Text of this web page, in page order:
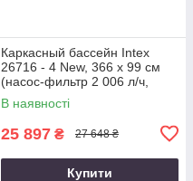
Каркасный бассейн Intex
26716 - 4 New, 366 x 99 см
(насос-фильтр 2 006 л/ч,
лестница, подстилка, тент)
В наявності
25 897 ₴ 27 648 ₴
Купити